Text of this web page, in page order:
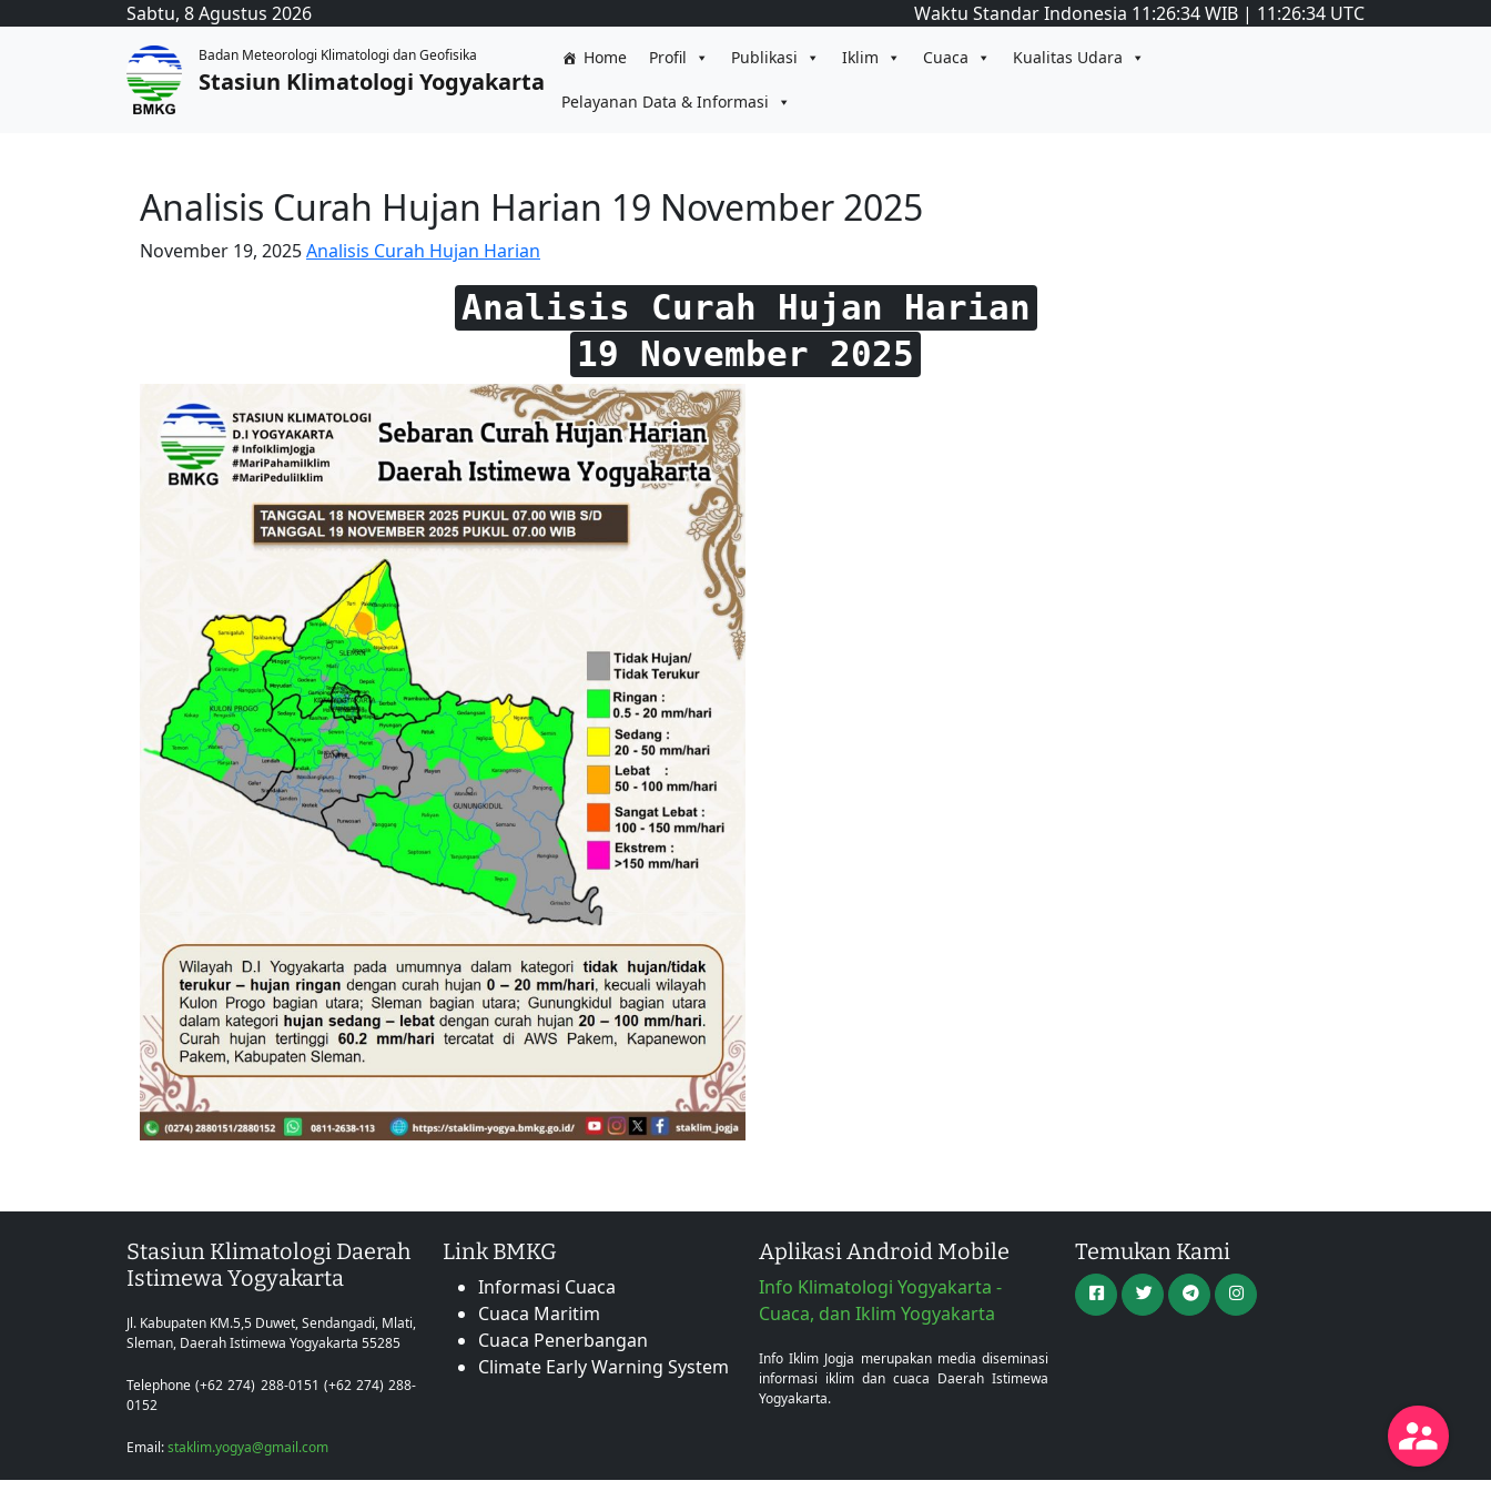
Sabtu, 8 Agustus 2026 Waktu Standar Indonesia 11:26:34WIB | 11:26:34 UTC
Badan Meteorologi Klimatologi dan Geofisika
Stasiun Klimatologi Yogyakarta
Home Profil Publikasi Iklim Cuaca Kualitas Udara
Pelayanan Data & Informasi
Analisis Curah Hujan Harian 19 November 2025
November 19, 2025Analisis Curah Hujan Harian
Analisis Curah Hujan Harian
19 November 2025
Stasiun Klimatologi Daerah
Istimewa Yogyakarta
Jl. Kabupaten KM.5,5 Duwet, Sendangadi, Mlati,
Sleman, Daerah Istimewa Yogyakarta 55285
Telephone (+62 274) 288-0151 (+62 274) 288-
0152
Email:staklim.yogya@gmail.com
Link BMKG
Informasi Cuaca
Cuaca Maritim
Cuaca Penerbangan
Climate Early Warning System
Aplikasi Android Mobile
Info Klimatologi Yogyakarta -
Cuaca, dan Iklim Yogyakarta
Info Iklim Jogja merupakan media diseminasi
informasi iklim dan cuaca Daerah Istimewa
Yogyakarta.
Temukan Kami